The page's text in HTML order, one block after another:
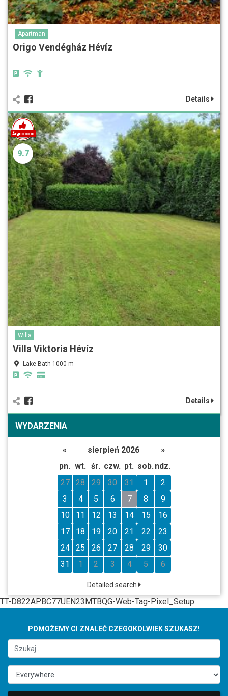
Apartman
Origo Vendégház Hévíz
Details
9.7
Willa
Villa Viktoria Hévíz
Lake Bath 1000 m
Details
WYDARZENIA
« sierpień 2026
»
pn. wt. śr. czw. pt. sob. ndz.
27
28 29 30 31 1
2
3
4 5 6 7 8
9
10
11 12 13 14 15
16
17
18 19 20 21 22
23
24
25 26 27 28 29
30
31
1 2 3 4 5 6
Detailed search
TT-D822APBC77UEN23MTBQG-Web-Tag-Pixel_Setup
POMOŻEMY CI ZNALEĆ CZEGOKOLWIEK SZUKASZ!